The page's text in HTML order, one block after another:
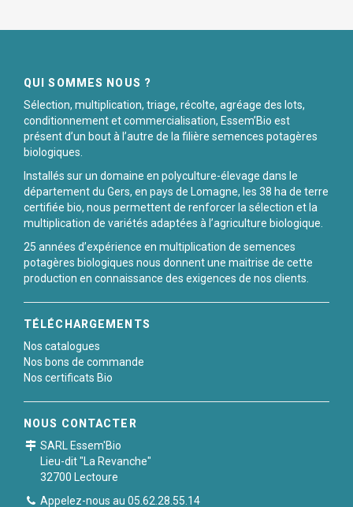
QUI SOMMES NOUS ?
Sélection, multiplication, triage, récolte, agréage des lots,
conditionnement et commercialisation, Essem’Bio est
présent d’un bout à l’autre de la filière semences potagères
biologiques.
Installés sur un domaine en polyculture-élevage dans le
département du Gers, en pays de Lomagne, les 38 ha de terre
certifiée bio, nous permettent de renforcer la sélection et la
multiplication de variétés adaptées à l’agriculture biologique.
25 années d’expérience en multiplication de semences
potagères biologiques nous donnent une maitrise de cette
production en connaissance des exigences de nos clients.
TÉLÉCHARGEMENTS
Nos catalogues
Nos bons de commande
Nos certificats Bio
NOUS CONTACTER
SARL Essem'Bio
Lieu-dit "La Revanche"
32700 Lectoure
Appelez-nous au 05.62.28.55.14